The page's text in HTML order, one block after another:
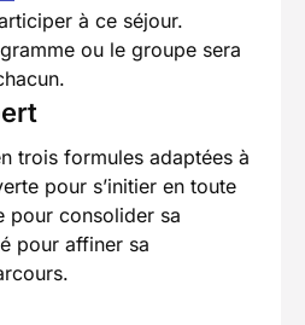
à ce séjour.
ou le groupe sera
trois formules adaptées à
pour s’initier en toute
pour consolider sa
pour affiner sa